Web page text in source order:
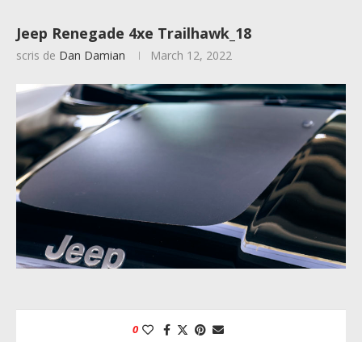
Jeep Renegade 4xe Trailhawk_18
scris de Dan Damian March 12, 2022
0